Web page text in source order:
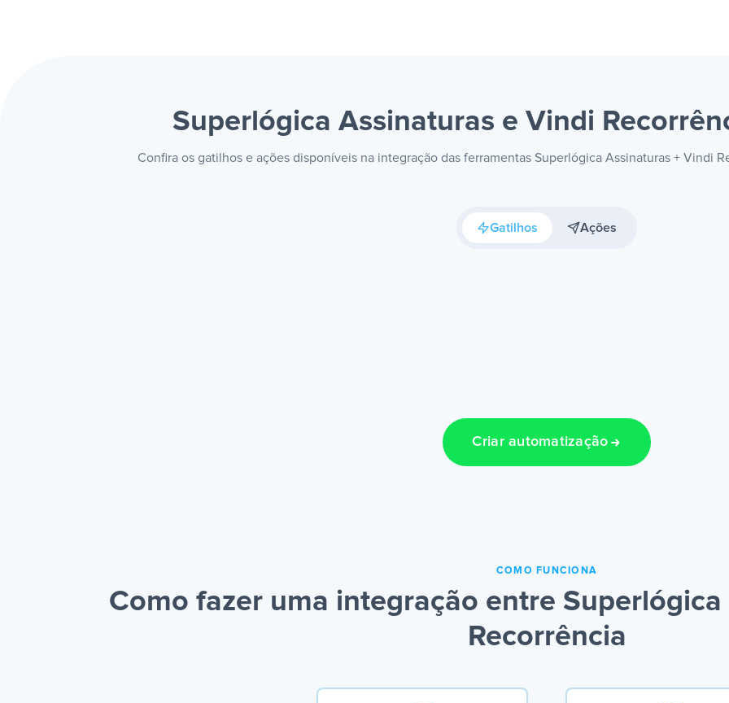
Superlógica Assinaturas e Vindi
Confira os gatilhos e ações disponíveis na integração das ferramentas Superlógica Assinaturas + Vindi
Gatilhos Ações
Criar automatização
COMO FUNCIONA
Como fazer uma integração entre
Recorrência